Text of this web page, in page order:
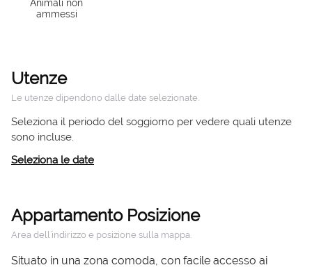
Animali non
ammessi
Utenze
Le utenze dipendono dalle date selezionate.
Seleziona il periodo del soggiorno per vedere quali utenze
sono incluse.
Seleziona le date
Appartamento Posizione
Area dell’indirizzo e posizione sulla mappa.
Situato in una zona comoda, con facile accesso ai